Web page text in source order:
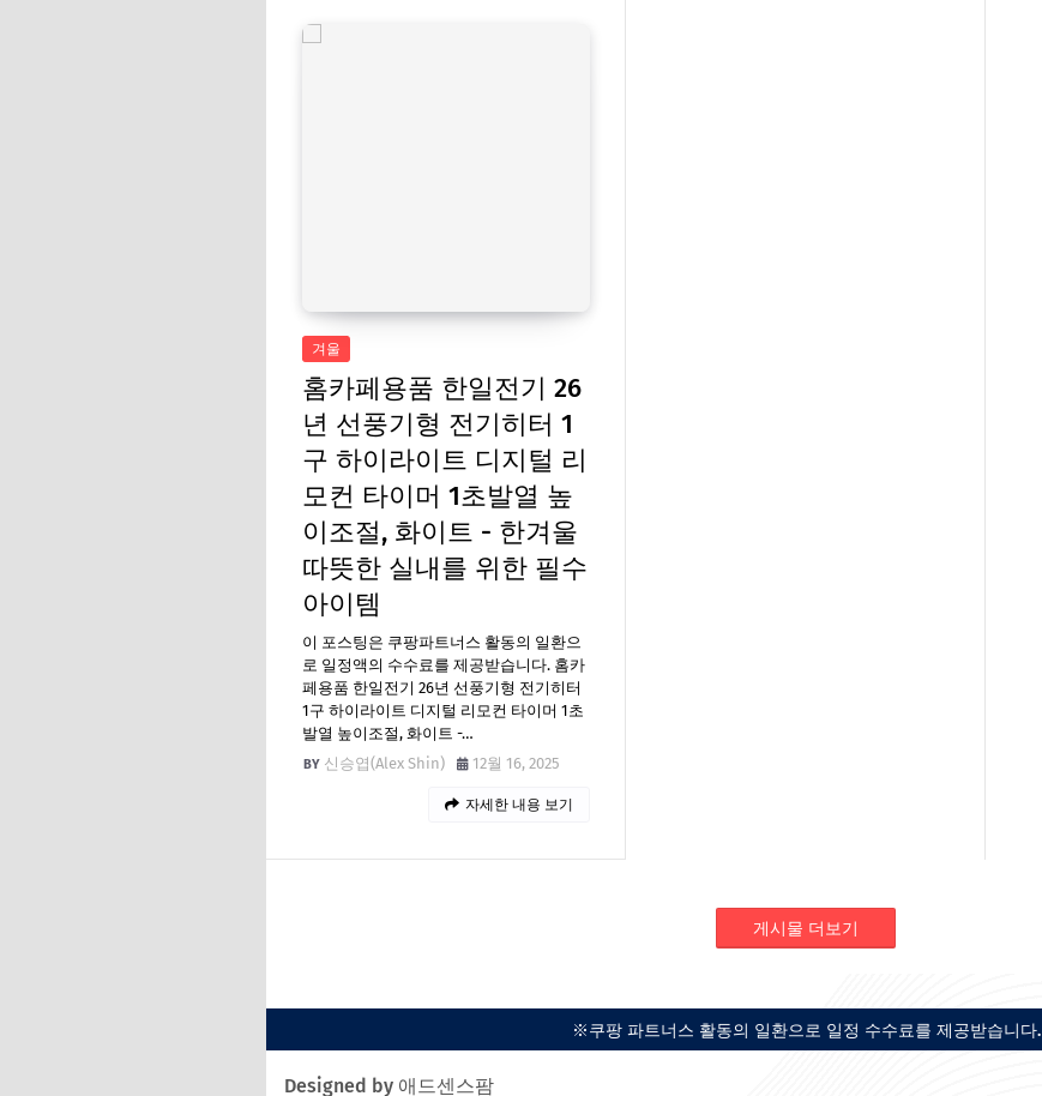
겨울
홈카페용품 한일전기 26
년 선풍기형 전기히터 1
구 하이라이트 디지털 리
모컨 타이머 1초발열 높
이조절, 화이트 - 한겨울
따뜻한 실내를 위한 필수
아이템
이 포스팅은 쿠팡파트너스 활동의 일환으
로 일정액의 수수료를 제공받습니다. 홈카
페용품 한일전기 26년 선풍기형 전기히터
1구 하이라이트 디지털 리모컨 타이머 1초
발열 높이조절, 화이트 -…
신승엽(Alex Shin)
12월 16, 2025
자세한 내용 보기
게시물 더보기
※쿠팡 파트너스 활동의 일환으로 일정 수수료를 제공받습니다.
Designed by 애드센스팜